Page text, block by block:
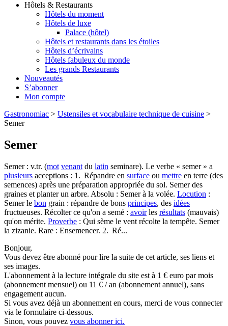
Hôtels & Restaurants
Hôtels du moment
Hôtels de luxe
Palace (hôtel)
Hôtels et restaurants dans les étoiles
Hôtels d’écrivains
Hôtels fabuleux du monde
Les grands Restaurants
Nouveautés
S’abonner
Mon compte
Gastronomiac > Ustensiles et vocabulaire technique de cuisine >
Semer
Semer
Semer : v.tr. (mot venant du latin seminare). Le verbe « semer » a
plusieurs acceptions : 1. Répandre en surface ou mettre en terre (des
semences) après une préparation appropriée du sol. Semer des
graines et planter un arbre. Absolu : Semer à la volée. Locution :
Semer le bon grain : répandre de bons principes, des idées
fructueuses. Récolter ce qu'on a semé : avoirles résultats (mauvais)
qu'on mérite. Proverbe : Qui sème le vent récolte la tempête. Semer
la zizanie. Rare : Ensemencer. 2. Ré...
Bonjour,
Vous devez être abonné pour lire la suite de cet article, ses liens et
ses images.
L'abonnement à la lecture intégrale du site est à 1 € euro par mois
(abonnement mensuel) ou 11 € / an (abonnement annuel), sans
engagement aucun.
Si vous avez déjà un abonnement en cours, merci de vous connecter
via le formulaire ci-dessous.
Sinon, vous pouvez vous abonner ici.